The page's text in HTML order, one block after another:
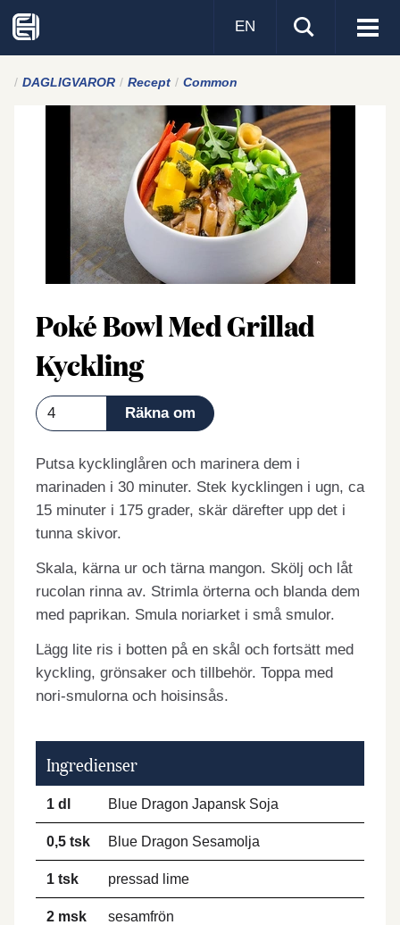
Visa
EN
DAGLIGVAROR Recept Common
Poké Bowl Med Grillad
Kyckling
Putsa kycklinglåren och marinera dem i
marinaden i 30 minuter. Stek kycklingen i ugn, ca
15 minuter i 175 grader, skär därefter upp det i
tunna skivor.
Skala, kärna ur och tärna mangon. Skölj och låt
rucolan rinna av. Strimla örterna och blanda dem
med paprikan. Smula noriarket i små smulor.
Lägg lite ris i botten på en skål och fortsätt med
kyckling, grönsaker och tillbehör. Toppa med
nori-smulorna och hoisinsås.
Ingredienser
1 dl Blue Dragon Japansk Soja
0,5 tsk Blue Dragon Sesamolja
1 tsk pressad lime
2 msk sesamfrön